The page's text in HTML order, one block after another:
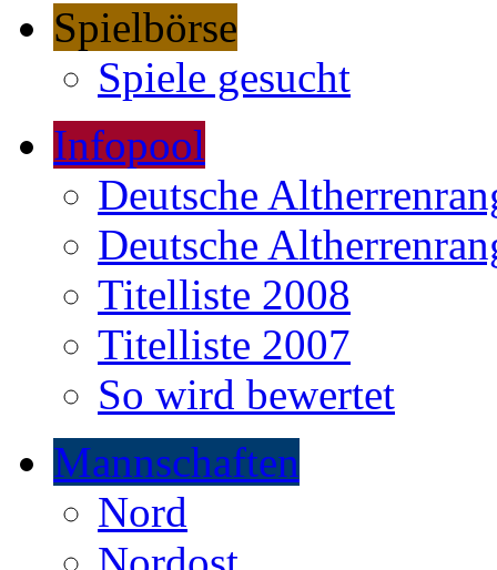
Spielbörse
Spiele gesucht
Infopool
Deutsche
Deutsche
Titelliste 2008
Titelliste 2007
So wird bewertet
Mannschaften
Nord